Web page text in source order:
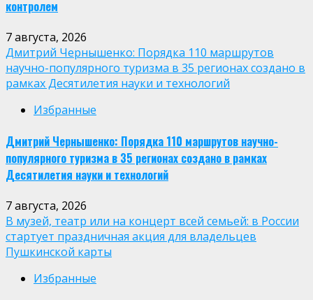
контролем
7 августа, 2026
Дмитрий Чернышенко: Порядка 110 маршрутов
научно-популярного туризма в 35 регионах создано в
рамках Десятилетия науки и технологий
Избранные
Дмитрий Чернышенко: Порядка 110 маршрутов научно-
популярного туризма в 35 регионах создано в рамках
Десятилетия науки и технологий
7 августа, 2026
В музей, театр или на концерт всей семьей: в России
стартует праздничная акция для владельцев
Пушкинской карты
Избранные